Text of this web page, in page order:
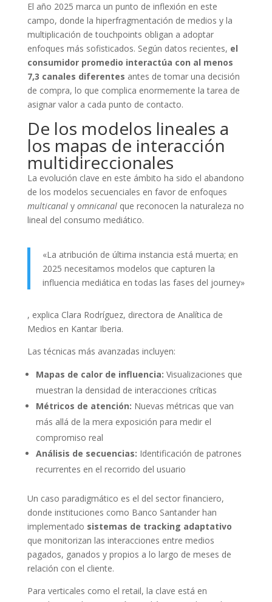
El año 2025 marca un punto de inflexión en este
campo, donde la hiperfragmentación de medios y la
multiplicación de touchpoints obligan a adoptar
enfoques más sofisticados. Según datos recientes, el
consumidor promedio interactúa con al menos
7,3 canales diferentes antes de tomar una decisión
de compra, lo que complica enormemente la tarea de
asignar valor a cada punto de contacto.
De los modelos lineales a
los mapas de interacción
multidireccionales
La evolución clave en este ámbito ha sido el abandono
de los modelos secuenciales en favor de enfoques
multicanaly omnicanalque reconocen la naturaleza no
lineal del consumo mediático.
«La atribución de última instancia está muerta; en
2025 necesitamos modelos que capturen la
influencia mediática en todas las fases del journey»
, explica Clara Rodríguez, directora de Analítica de
Medios en Kantar Iberia.
Las técnicas más avanzadas incluyen:
Mapas de calor de influencia: Visualizaciones que
muestran la densidad de interacciones críticas
Métricos de atención: Nuevas métricas que van
más allá de la mera exposición para medir el
compromiso real
Análisis de secuencias: Identificación de patrones
recurrentes en el recorrido del usuario
Un caso paradigmático es el del sector financiero,
donde instituciones como Banco Santander han
implementado sistemas de tracking adaptativo
que monitorizan las interacciones entre medios
pagados, ganados y propios a lo largo de meses de
relación con el cliente.
Para verticales como el retail, la clave está en